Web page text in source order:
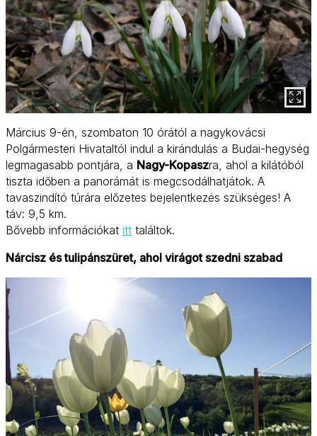
Március 9-én, szombaton 10 órától a nagykovácsi
Polgármesteri Hivataltól indul a kirándulás a Budai-hegység
legmagasabb pontjára, a Nagy-Kopaszra, ahol a kilátóból
tiszta időben a panorámát is megcsodálhatjátok. A
tavaszindító túrára előzetes bejelentkezés szükséges! A
táv: 9,5 km.
Bővebb információkat itt találtok.
Nárcisz és tulipánszüret, ahol virágot szedni szabad